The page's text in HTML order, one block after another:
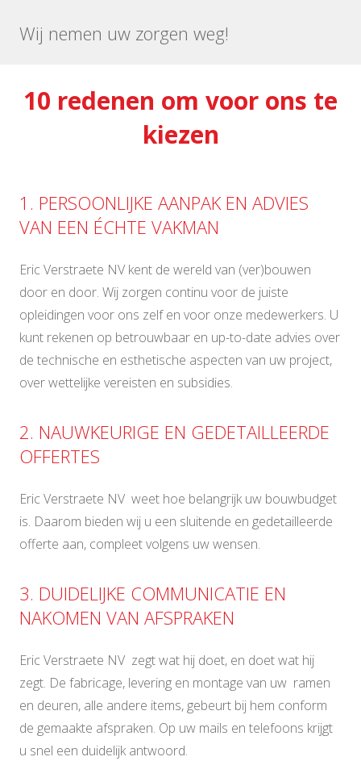
Wij nemen uw zorgen weg!
10 redenen om voor ons te
kiezen
1. PERSOONLIJKE AANPAK EN ADVIES
VAN EEN ÉCHTE VAKMAN
Eric Verstraete NV kent de wereld van (ver)bouwen
door en door. Wij zorgen continu voor de juiste
opleidingen voor ons zelf en voor onze medewerkers. U
kunt rekenen op betrouwbaar en up-to-date advies over
de technische en esthetische aspecten van uw project,
over wettelijke vereisten en subsidies.
2. NAUWKEURIGE EN GEDETAILLEERDE
OFFERTES
Eric Verstraete NV weet hoe belangrijk uw bouwbudget
is. Daarom bieden wij u een sluitende en gedetailleerde
offerte aan, compleet volgens uw wensen.
3. DUIDELIJKE COMMUNICATIE EN
NAKOMEN VAN AFSPRAKEN
Eric Verstraete NV zegt wat hij doet, en doet wat hij
zegt. De fabricage, levering en montage van uw ramen
en deuren, alle andere items, gebeurt bij hem conform
de gemaakte afspraken. Op uw mails en telefoons krijgt
u snel een duidelijk antwoord.